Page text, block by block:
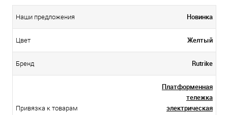
Наши предложения Новинка
Цвет Желтый
Бренд Rutrike
Привязка к товарам
Платформенная
тележка
электрическая